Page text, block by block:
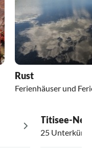
Rust
Ferienhäuser und
Titisee-
25